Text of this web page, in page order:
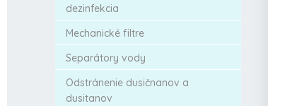
dezinfekcia
Mechanické filtre
Separátory vody
Odstránenie dusičnanov a
dusitanov